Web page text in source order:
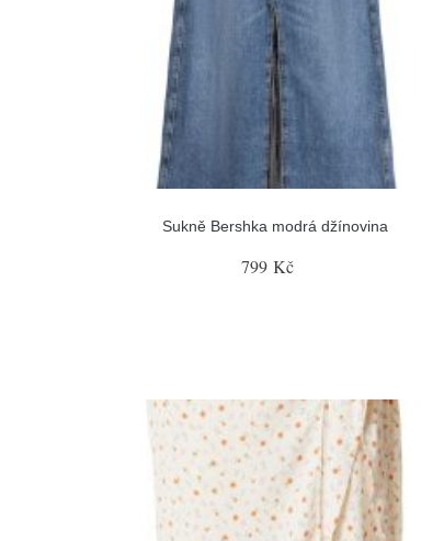
Sukně Bershka modrá džínovina
799 Kč